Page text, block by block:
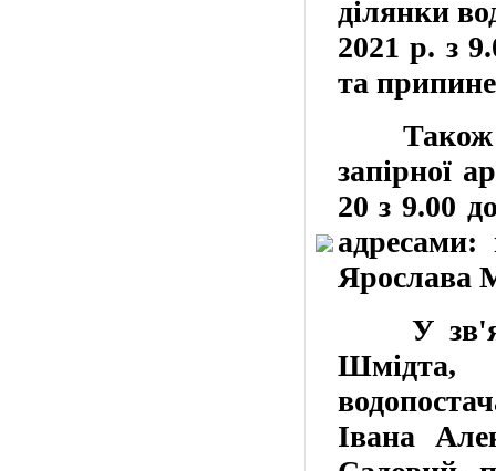
ділянки
2021 р. з
та
Також у
запірної
20 з 9.00
адресами:
Ярослава
У
Шмідта,
Івана